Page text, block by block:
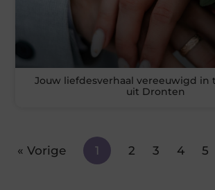
Jouw liefdesverhaal vereeuwigd in
uit Dronten
« Vorige 1 2 3 4 5